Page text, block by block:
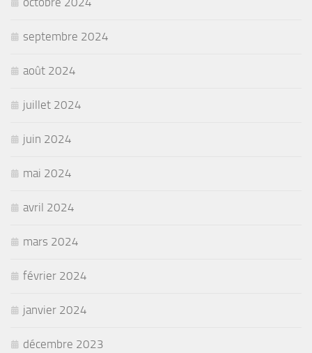
septembre 2024
août 2024
juillet 2024
juin 2024
mai 2024
avril 2024
mars 2024
février 2024
janvier 2024
décembre 2023